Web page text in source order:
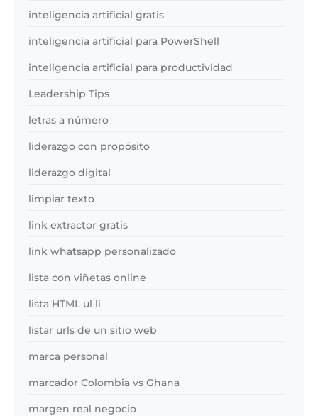
inteligencia artificial gratis
inteligencia artificial para PowerShell
inteligencia artificial para productividad
Leadership Tips
letras a número
liderazgo con propósito
liderazgo digital
limpiar texto
link extractor gratis
link whatsapp personalizado
lista con viñetas online
lista HTML ul li
listar urls de un sitio web
marca personal
marcador Colombia vs Ghana
margen real negocio